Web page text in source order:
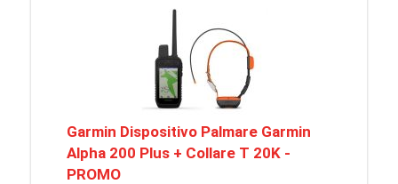
Garmin Dispositivo Palmare Garmin
Alpha 200 Plus + Collare T 20K -
PROMO